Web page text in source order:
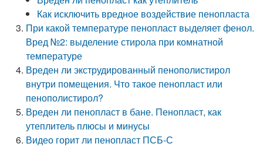
Как исключить вредное воздействие пенопласта
При какой температуре пенопласт выделяет фенол.
Вред №2: выделение стирола при комнатной
температуре
Вреден ли экструдированный пенополистирол
внутри помещения. Что такое пенопласт или
пенополистирол?
Вреден ли пенопласт в бане. Пенопласт, как
утеплитель плюсы и минусы
Видео горит ли пенопласт ПСБ-С